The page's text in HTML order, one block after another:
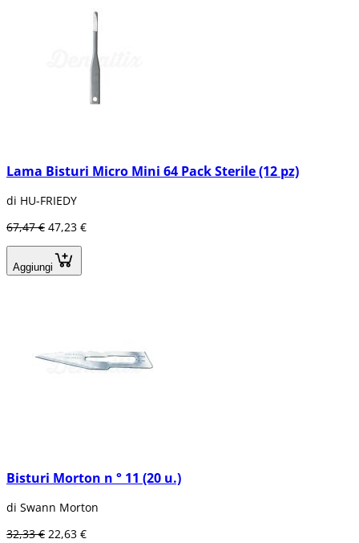
Lama Bisturi Micro Mini 64 Pack Sterile (12 pz)
di HU-FRIEDY
67,47 € 47,23 €
Aggiungi
Bisturi Morton n ° 11 (20 u.)
di Swann Morton
32,33 € 22,63 €